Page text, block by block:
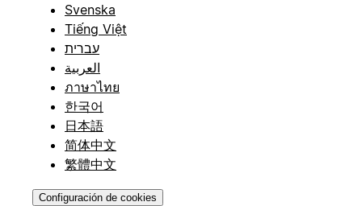
Svenska
Tiếng Việt
עברית
العربية
ภาษาไทย
한국어
日本語
简体中文
繁體中文
Configuración de cookies